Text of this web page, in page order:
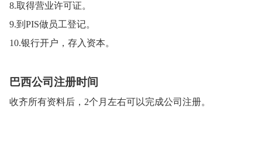
8.取得营业许可证。
9.到PIS做员工登记。
10.银行开户，存入资本。
巴西公司注册时间
收齐所有资料后，2个月左右可以完成公司注册。